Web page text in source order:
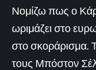
Νομίζω πως ο
ωριμάζει στο
στο σκοράρισμα.
τους Μπόστον